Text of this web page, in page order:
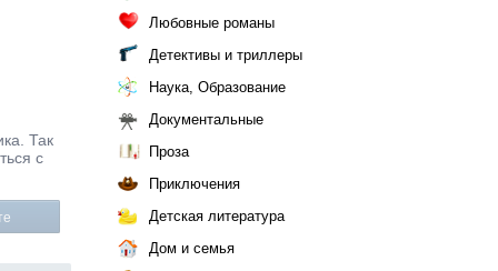
Так
с
Любовные романы
Детективы и триллеры
Наука, Образование
Документальные
Проза
Приключения
Детская литература
Дом и семья